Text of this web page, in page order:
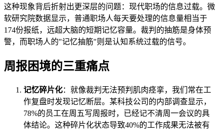
这种现象背后折射出更深层的问题：现代职场的信息过载。微
软研究院数据显示，普通职场人每天要处理的信息量相当于
174份报纸，远超大脑的短期记忆容量。裁判的抽筋是身体预
警，而职场人的"记忆抽筋"则是认知系统过载的信号。
周报困境的三重痛点
记忆碎片化：就像裁判无法预判肌肉痉挛，我们常在工
作复盘时发现记忆断层。某科技公司的内部调查显示，
78%的员工在周五写周报时，已经记不清周一会议的具
体结论。这种碎片化状态导致40%的工作成果无法被有